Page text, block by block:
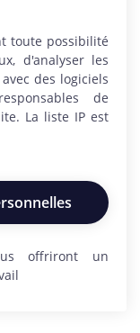
toute possibilité
d'analyser les
des logiciels
de
La liste IP est
offriront un